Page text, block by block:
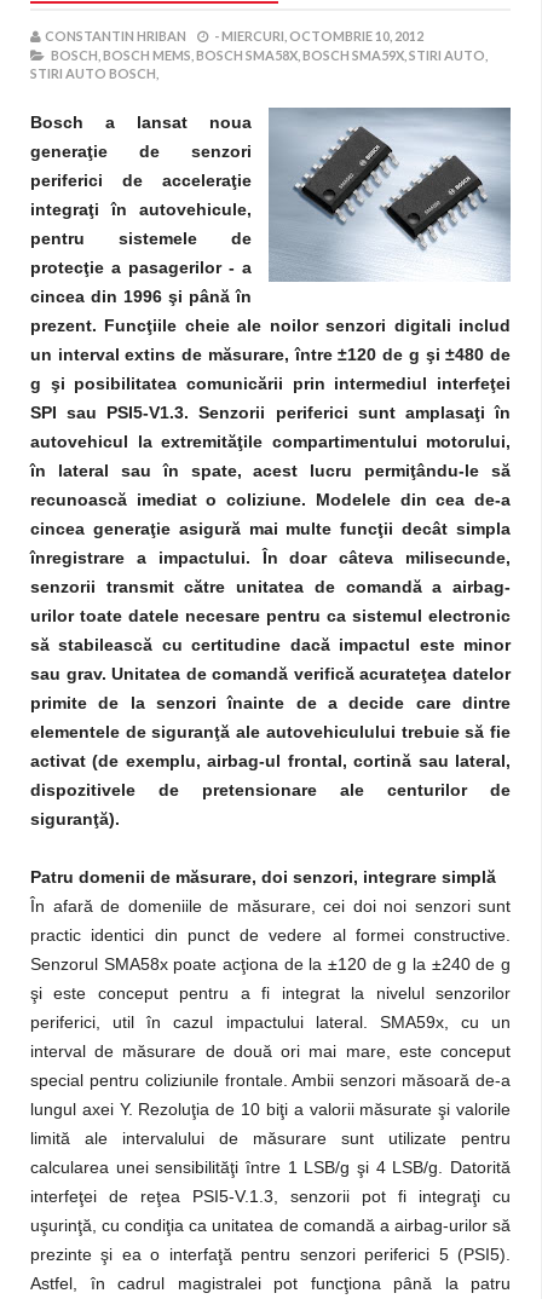
CONSTANTIN HRIBAN -MIERCURI, OCTOMBRIE 10, 2012
BOSCH, BOSCH MEMS, BOSCH SMA58X, BOSCH SMA59X, STIRI AUTO,
STIRI AUTO BOSCH,
Bosch a lansat noua
generaţie de senzori
periferici de acceleraţie
integraţi în autovehicule,
pentru sistemele de
protecţie a pasagerilor - a
cincea din 1996 şi până în
prezent. Funcţiile cheie ale noilor senzori digitali includ
un interval extins de măsurare, între ±120 de g şi ±480 de
g şi posibilitatea comunicării prin intermediul interfeţei
SPI sau PSI5-V1.3. Senzorii periferici sunt amplasaţi în
autovehicul la extremităţile compartimentului motorului,
în lateral sau în spate, acest lucru permiţându-le să
recunoască imediat o coliziune. Modelele din cea de-a
cincea generaţie asigură mai multe funcţii decât simpla
înregistrare a impactului. În doar câteva milisecunde,
senzorii transmit către unitatea de comandă a airbag-
urilor toate datele necesare pentru ca sistemul electronic
să stabilească cu certitudine dacă impactul este minor
sau grav. Unitatea de comandă verifică acurateţea datelor
primite de la senzori înainte de a decide care dintre
elementele de siguranţă ale autovehiculului trebuie să fie
activat (de exemplu, airbag-ul frontal, cortină sau lateral,
dispozitivele de pretensionare ale centurilor de
siguranţă).
Patru domenii de măsurare, doi senzori, integrare simplă
În afară de domeniile de măsurare, cei doi noi senzori sunt
practic identici din punct de vedere al formei constructive.
Senzorul SMA58x poate acţiona de la ±120 de g la ±240 de g
şi este conceput pentru a fi integrat la nivelul senzorilor
periferici, util în cazul impactului lateral. SMA59x, cu un
interval de măsurare de două ori mai mare, este conceput
special pentru coliziunile frontale. Ambii senzori măsoară de-a
lungul axei Y. Rezoluţia de 10 biţi a valorii măsurate şi valorile
limită ale intervalului de măsurare sunt utilizate pentru
calcularea unei sensibilităţi între 1 LSB/g şi 4 LSB/g. Datorită
interfeţei de reţea PSI5-V.1.3, senzorii pot fi integraţi cu
uşurinţă, cu condiţia ca unitatea de comandă a airbag-urilor să
prezinte şi ea o interfaţă pentru senzori periferici 5 (PSI5).
Astfel, în cadrul magistralei pot funcţiona până la patru